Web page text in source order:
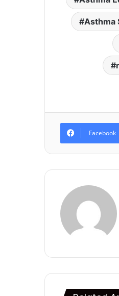
Asthma
Facebook